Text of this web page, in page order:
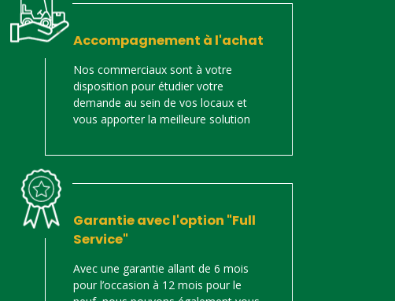
Accompagnement à l'achat
Nos commerciaux sont à votre
disposition pour étudier votre
demande au sein de vos locaux et
vous apporter la meilleure solution
Garantie avec l'option "Full
Service"
Avec une garantie allant de 6 mois
pour l’occasion à 12 mois pour le